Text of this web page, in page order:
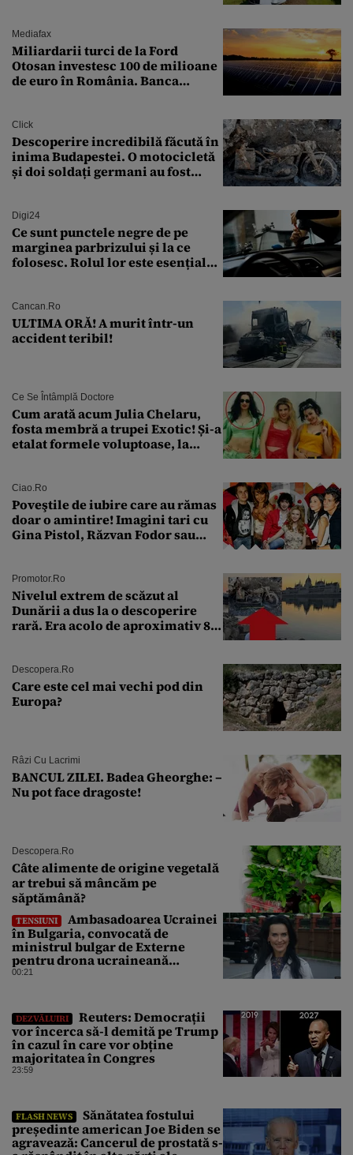
Mediafax
Miliardarii turci de la Ford
Otosan investesc 100 de milioane
de euro în România. Banca
Click
Descoperire incredibilă făcută în
inima Budapestei. O motocicletă
și doi soldați germani au fost
Digi24
Ce sunt punctele negre de pe
marginea parbrizului și la ce
folosesc. Rolul lor este esențial
Cancan.ro
ULTIMA ORĂ! A murit într-un
accident teribil!
Ce Se Întâmplă Doctore
Cum arată acum Julia Chelaru,
fosta membră a trupei Exotic! Și-a
etalat formele voluptoase, la
Ciao.ro
Poveştile de iubire care au rămas
doar o amintire! Imagini tari cu
Gina Pistol, Răzvan Fodor sau
Promotor.ro
Nivelul extrem de scăzut al
Dunării a dus la o descoperire
rară. Era acolo de aproximativ 80
Descopera.ro
Care este cel mai vechi pod din
Europa?
Râzi Cu Lacrimi
BANCUL ZILEI. Badea Gheorghe: –
Nu pot face dragoste!
Descopera.ro
Câte alimente de origine vegetală
ar trebui să mâncăm pe
săptămână?
TENSIUNI
Ambasadoarea Ucrainei
în Bulgaria, convocată de
ministrul bulgar de Externe
pentru drona ucraineană
prăbușită în apropierea
00:21
DEZVĂLUIRI
Reuters: Democrații
vor încerca să-l demită pe Trump
în cazul în care vor obține
majoritatea în Congres
23:59
FLASH NEWS
Sănătatea fostului
președinte american Joe Biden se
agravează: Cancerul de prostată s-